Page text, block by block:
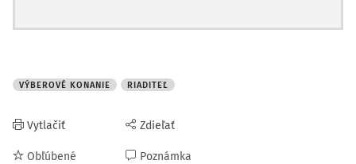
VÝBEROVÉ KONANIE RIADITEĽ
Vytlačiť
Obľúbené
Zdieľať
Poznámka